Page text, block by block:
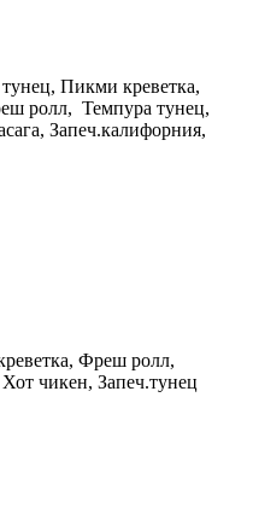
Пикми креветка,
ролл, Темпура тунец,
Запеч.калифорния,
Фреш ролл,
чикен, Запеч.тунец